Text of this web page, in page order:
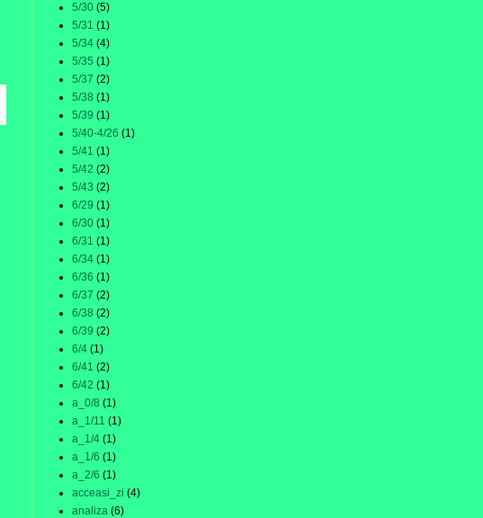
5/30 (5)
5/31 (1)
5/34 (4)
5/35 (1)
5/37 (2)
5/38 (1)
5/39 (1)
5/40-4/26 (1)
5/41 (1)
5/42 (2)
5/43 (2)
6/29 (1)
6/30 (1)
6/31 (1)
6/34 (1)
6/36 (1)
6/37 (2)
6/38 (2)
6/39 (2)
6/4 (1)
6/41 (2)
6/42 (1)
a_0/8 (1)
a_1/11 (1)
a_1/4 (1)
a_1/6 (1)
a_2/6 (1)
acceasi_zi (4)
analiza (6)